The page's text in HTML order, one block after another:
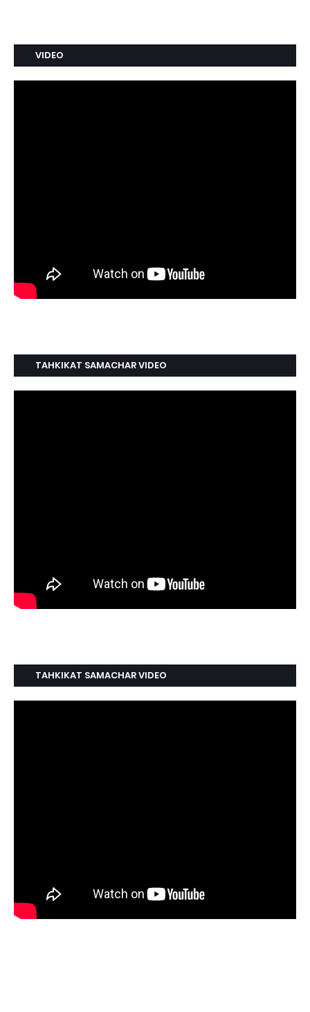
VIDEO
TAHKIKAT SAMACHAR VIDEO
TAHKIKAT SAMACHAR VIDEO